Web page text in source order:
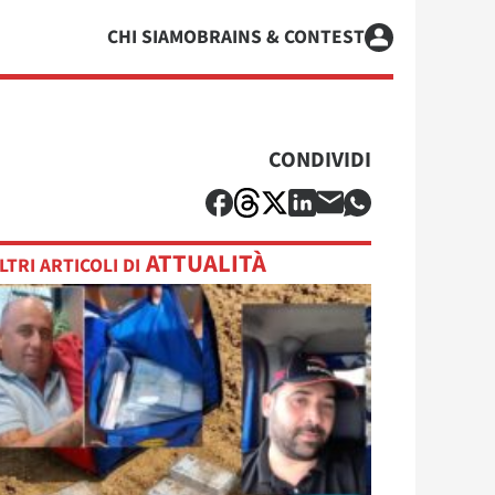
CHI SIAMOBRAINS & CONTEST
CONDIVIDI
ARTICOLI DI ATTUALITÀ